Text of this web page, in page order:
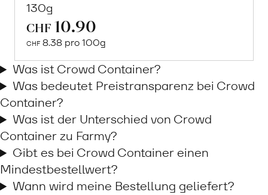
130g
CHF 10.90
CHF 8.38 pro 100g
Warenkorb
Was ist Crowd Container?
Was bedeutet Preistransparenz bei Crowd
Container?
Was ist der Unterschied von Crowd
Container zu Farmy?
Gibt es bei Crowd Container einen
Mindestbestellwert?
Wann wird meine Bestellung geliefert?